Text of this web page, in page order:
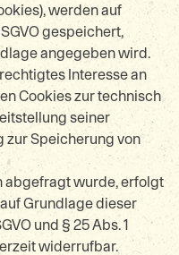
werden auf
gespeichert,
angegeben wird.
Interesse an
Cookies zur technisch
seiner
zur Speicherung von
wurde, erfolgt
Grundlage dieser
und § 25 Abs. 1
widerrufbar.